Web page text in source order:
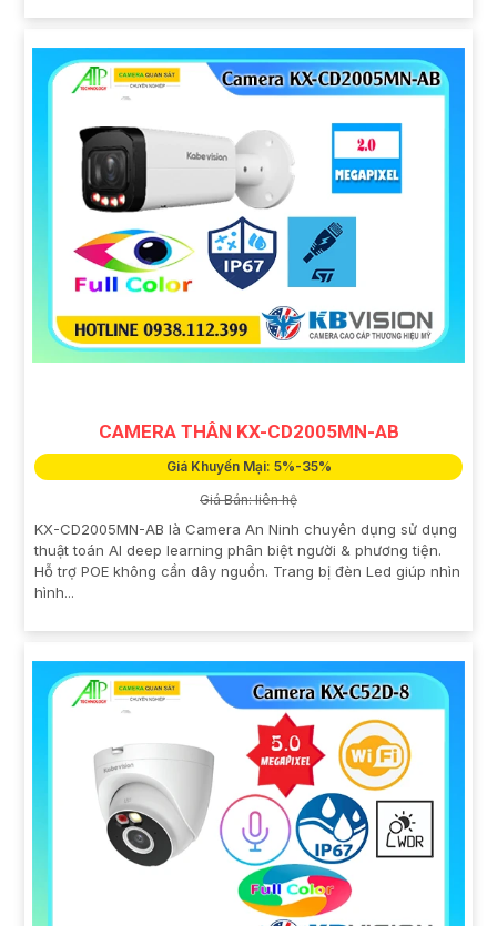
CAMERA THÂN KX-CD2005MN-AB
Giá Khuyến Mại: 5%-35%
Giá Bán: liên hệ
KX-CD2005MN-AB là Camera An Ninh chuyên dụng sử dụng
thuật toán AI deep learning phân biệt người & phương tiện.
Hỗ trợ POE không cần dây nguồn. Trang bị đèn Led giúp nhìn
hình...